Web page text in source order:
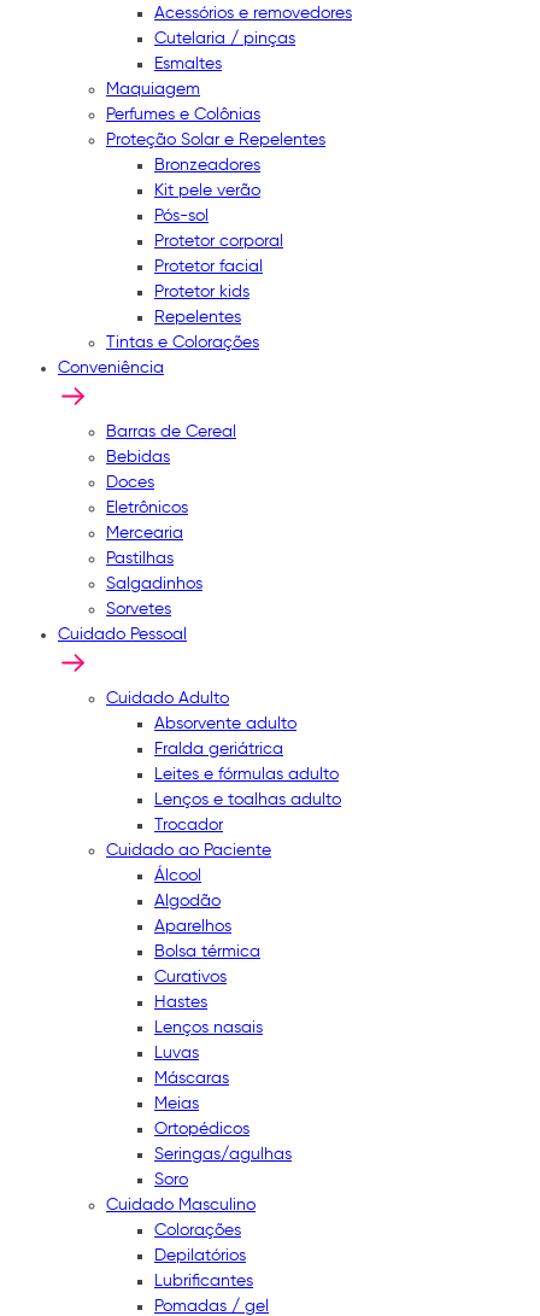
Acessórios e removedores
Cutelaria / pinças
Esmaltes
Maquiagem
Perfumes e Colônias
Proteção Solar e Repelentes
Bronzeadores
Kit pele verão
Pós-sol
Protetor corporal
Protetor facial
Protetor kids
Repelentes
Tintas e Colorações
Conveniência
Barras de Cereal
Bebidas
Doces
Eletrônicos
Mercearia
Pastilhas
Salgadinhos
Sorvetes
Cuidado Pessoal
Cuidado Adulto
Absorvente adulto
Fralda geriátrica
Leites e fórmulas adulto
Lenços e toalhas adulto
Trocador
Cuidado ao Paciente
Álcool
Algodão
Aparelhos
Bolsa térmica
Curativos
Hastes
Lenços nasais
Luvas
Máscaras
Meias
Ortopédicos
Seringas/agulhas
Soro
Cuidado Masculino
Colorações
Depilatórios
Lubrificantes
Pomadas / gel